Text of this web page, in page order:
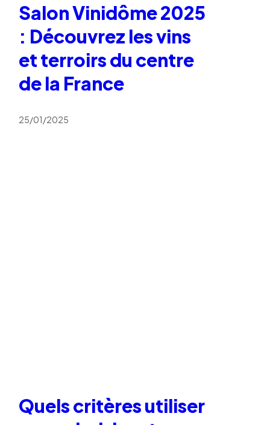
Salon Vinidôme 2025
: Découvrez les vins
et terroirs du centre
de la France
25/01/2025
Quels critères utiliser